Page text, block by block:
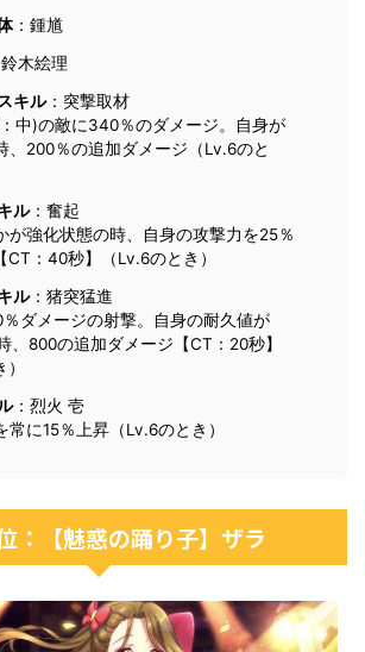
：鍾馗
鈴木絵理
キル：突撃取材
中)の敵に340％のダメージ。自身が
、200％の追加ダメージ（Lv.6のと
ル：奮起
が強化状態の時、自身の攻撃力を25％
CT：40秒】（Lv.6のとき）
ル：猪突猛進
ダメージの射撃。自身の耐久値が
、800の追加ダメージ【CT：20秒】
：烈火 壱
常に15％上昇（Lv.6のとき）
：【魅惑の踊り子】ザラ